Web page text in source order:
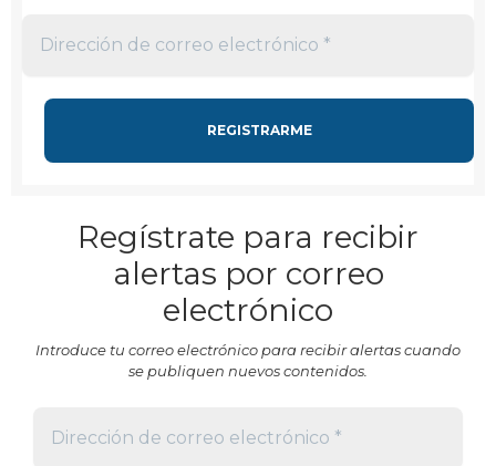
Regístrate para recibir
alertas por correo
electrónico
Introduce tu correo electrónico para recibir alertas cuando
se publiquen nuevos contenidos.